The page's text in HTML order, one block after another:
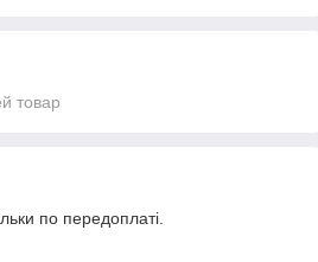
товар
по передоплаті.